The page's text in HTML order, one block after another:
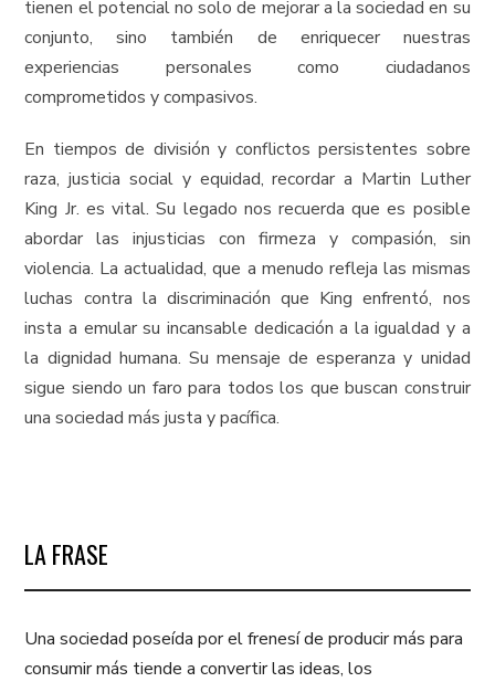
tienen el potencial no solo de mejorar a la sociedad en su
conjunto, sino también de enriquecer nuestras
experiencias personales como ciudadanos
comprometidos y compasivos.
En tiempos de división y conflictos persistentes sobre
raza, justicia social y equidad, recordar a Martin Luther
King Jr. es vital. Su legado nos recuerda que es posible
abordar las injusticias con firmeza y compasión, sin
violencia. La actualidad, que a menudo refleja las mismas
luchas contra la discriminación que King enfrentó, nos
insta a emular su incansable dedicación a la igualdad y a
la dignidad humana. Su mensaje de esperanza y unidad
sigue siendo un faro para todos los que buscan construir
una sociedad más justa y pacífica.
LA FRASE
Una sociedad poseída por el frenesí de producir más para
consumir más tiende a convertir las ideas, los